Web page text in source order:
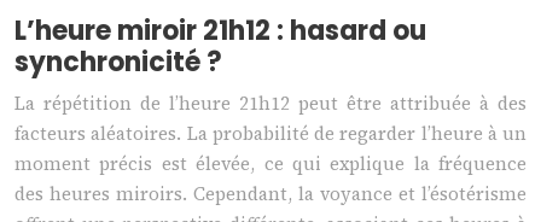
L’heure miroir 21h12 : hasard ou
synchronicité ?
La répétition de l’heure 21h12 peut être attribuée à des
facteurs aléatoires. La probabilité de regarder l’heure à un
moment précis est élevée, ce qui explique la fréquence
des heures miroirs. Cependant, la voyance et l’ésotérisme